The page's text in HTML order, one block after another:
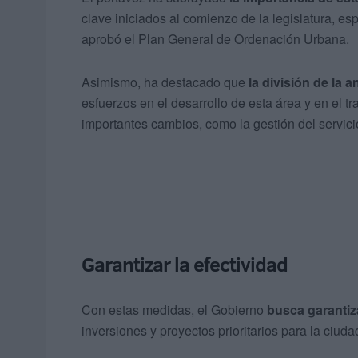
clave iniciados al comienzo de la legislatura,
aprobó el Plan General de Ordenación Urbana.
Asimismo, ha destacado que la división de la
esfuerzos en el desarrollo de esta área y en el
importantes cambios, como la gestión del
Garantizar la efectividad
Con estas medidas, el Gobierno busca
inversiones y proyectos prioritarios para la